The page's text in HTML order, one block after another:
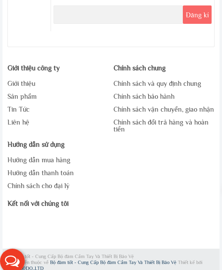
Giới thiệu công ty
Giới thiệu
Sản phẩm
Tin Tức
Liên hệ
Chính sách chung
Chính sách và quy định chung
Chính sách bảo hành
Chính sách vận chuyển, giao nhận
Chính sách đổi trả hàng và hoàn
tiền
Hướng dẫn sử dụng
Hướng dẫn mua hàng
Hướng dẫn thanh toán
Chính sách cho đại lý
Kết nối với chúng tôi
Bộ đàm tốt - Cung Cấp Bộ đàm Cầm Tay Và Thiết Bị Bảo Vệ
Bản quyền thuộc về Bộ đàm tốt - Cung Cấp Bộ đàm Cầm Tay Và Thiết Bị Bảo Vệ Thiết kế bởi
WEB360DO.,LTD